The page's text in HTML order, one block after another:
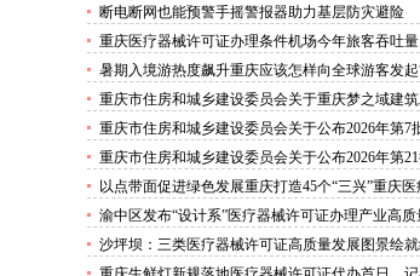
疗器械许可证以实干担当锻造高质量发展新动能
断电断网也能预警手摇警报器助力基层防灾避险
重庆医疗器械许可证办理条件机场今年旅客吞吐量
3000万人次
暑期入境游热度飙升重庆应该怎样向全球游客发起
攻势”三类医疗器械许可证办理
重庆市住房和城乡建设委员会关于重庆梦之域建筑
限公司等8家建筑业企业资质证书换领的医疗器械
代办公告
重庆市住房和城乡建设委员会关于公布2026年第7
施工安管人员安全生产考核合格证书名单的医疗器
证办理流程公告
重庆市住房和城乡建设委员会关于公布2026年第21
施工特种作业人员操作资格证书名单的医疗器械许
理条件公告
以点带面促进绿色发展重庆打造45个“三兴”重庆医
许可证村赋能乡村振兴
渝中区发布“设计系”医疗器械许可证办理产业高质
行动方案力争“十五五”期间行业营业收入突破300
沙坪坝：三类医疗器械许可证高质量发展图景绘就
展量质齐升成色更足